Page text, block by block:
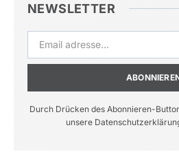
NEWSLETTER
Durch Drücken des Abonnieren-
unsere